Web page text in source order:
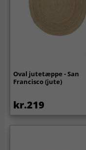
Oval jutetæppe - San
Francisco (jute)
kr.219